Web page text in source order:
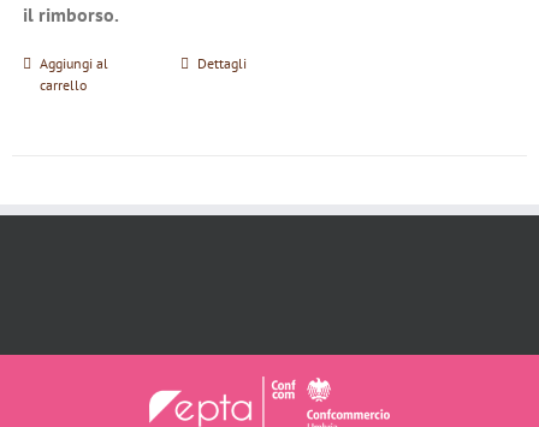
il rimborso.
Aggiungi al
carrello
Dettagli